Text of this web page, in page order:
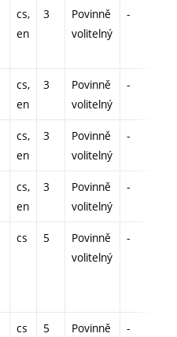
cs,
en
3
Povinně
volitelný
-
cs,
en
3
Povinně
volitelný
-
cs,
en
3
Povinně
volitelný
-
cs,
en
3
Povinně
volitelný
-
cs 5
Povinně
volitelný
-
cs 5
Povinně
-